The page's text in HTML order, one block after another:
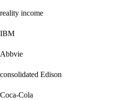
reality income
IBM
Abbvie
consolidated Edison
Coca-Cola